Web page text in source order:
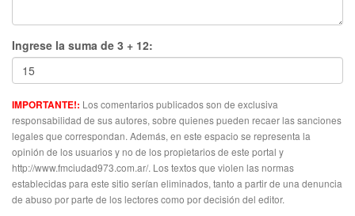
Ingrese la suma de 3 + 12:
IMPORTANTE!: Los comentarios publicados son de exclusiva
responsabilidad de sus autores, sobre quienes pueden recaer las sanciones
legales que correspondan. Además, en este espacio se representa la
opinión de los usuarios y no de los propietarios de este portal y
http://www.fmciudad973.com.ar/. Los textos que violen las normas
establecidas para este sitio serían eliminados, tanto a partir de una denuncia
de abuso por parte de los lectores como por decisión del editor.